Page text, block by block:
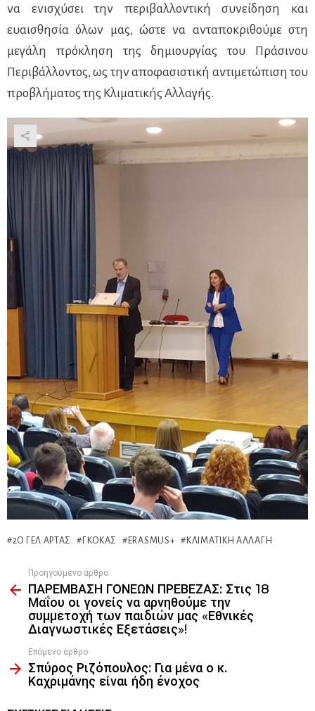
να ενισχύσει την περιβαλλοντική συνείδηση και
ευαισθησία όλων μας, ώστε να ανταποκριθούμε στη
μεγάλη πρόκληση της δημιουργίας του Πράσινου
Περιβάλλοντος, ως την αποφασιστική αντιμετώπιση του
προβλήματος της Κλιματικής Αλλαγής.
2Ο ΓΕΛ ΆΡΤΑΣ ΓΚΌΚΑΣ ΕRASMUS+ ΚΛΙΜΑΤΙΚΉ ΑΛΛΑΓΉ
more
Προηγούμενο άρθρο
ΠΑΡΕΜΒΑΣΗ ΓΟΝΕΩΝ ΠΡΕΒΕΖΑΣ: Στις 18
Μαΐου οι γονείς να αρνηθούμε την
συμμετοχή των παιδιών μας «Εθνικές
Διαγνωστικές Εξετάσεις»!
Επόμενο άρθρο
Σπύρος Ριζόπουλος: Για μένα ο κ.
Καχριμάνης είναι ήδη ένοχος